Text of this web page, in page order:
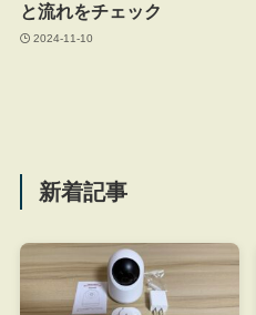
と流れをチェック
2024-11-10
新着記事